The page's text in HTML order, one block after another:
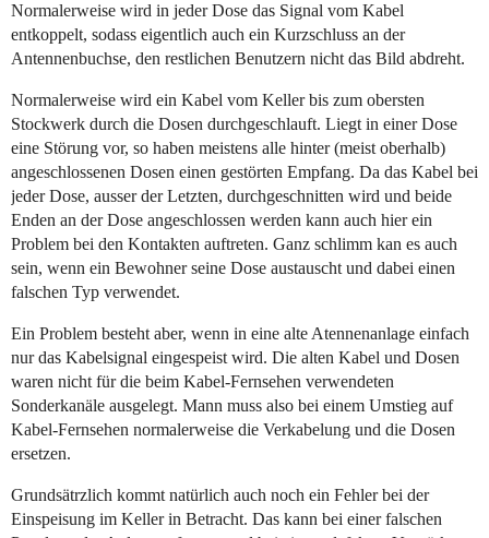
Normalerweise wird in jeder Dose das Signal vom Kabel
entkoppelt, sodass eigentlich auch ein Kurzschluss an der
Antennenbuchse, den restlichen Benutzern nicht das Bild abdreht.
Normalerweise wird ein Kabel vom Keller bis zum obersten
Stockwerk durch die Dosen durchgeschlauft. Liegt in einer Dose
eine Störung vor, so haben meistens alle hinter (meist oberhalb)
angeschlossenen Dosen einen gestörten Empfang. Da das Kabel bei
jeder Dose, ausser der Letzten, durchgeschnitten wird und beide
Enden an der Dose angeschlossen werden kann auch hier ein
Problem bei den Kontakten auftreten. Ganz schlimm kan es auch
sein, wenn ein Bewohner seine Dose austauscht und dabei einen
falschen Typ verwendet.
Ein Problem besteht aber, wenn in eine alte Atennenanlage einfach
nur das Kabelsignal eingespeist wird. Die alten Kabel und Dosen
waren nicht für die beim Kabel-Fernsehen verwendeten
Sonderkanäle ausgelegt. Mann muss also bei einem Umstieg auf
Kabel-Fernsehen normalerweise die Verkabelung und die Dosen
ersetzen.
Grundsätrzlich kommt natürlich auch noch ein Fehler bei der
Einspeisung im Keller in Betracht. Das kann bei einer falschen